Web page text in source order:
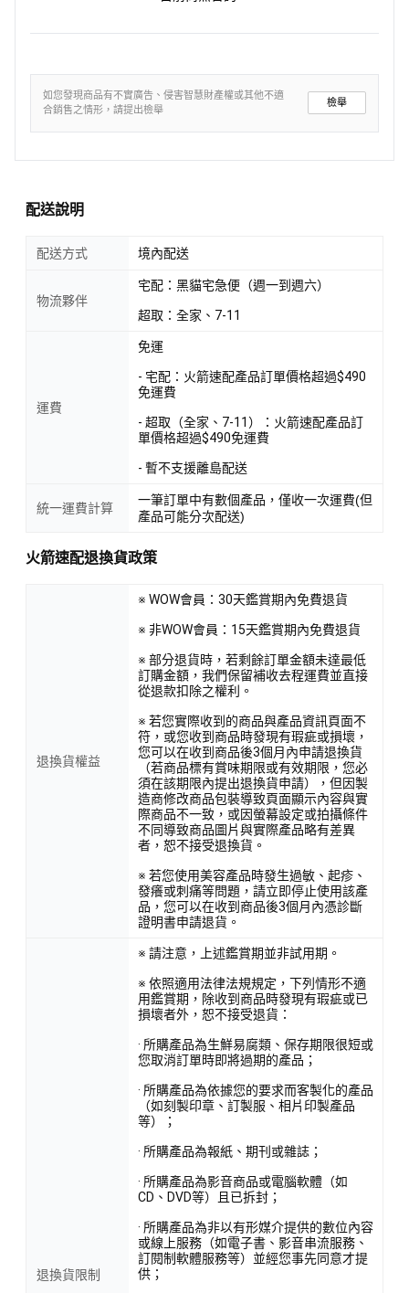
如您發現商品有不實廣告、侵害智慧財產權或其他不適
合銷售之情形，請提出檢舉
檢舉
配送說明
配送方式 境內配送
物流夥伴
宅配：黑貓宅急便（週一到週六）
超取：全家、7-11
運費
免運
- 宅配：火箭速配產品訂單價格超過$490
免運費
- 超取（全家、7-11）：火箭速配產品訂
單價格超過$490免運費
- 暫不支援離島配送
統一運費計算
一筆訂單中有數個產品，僅收一次運費(但
產品可能分次配送)
火箭速配退換貨政策
退換貨權益
※ WOW會員：30天鑑賞期內免費退貨
※ 非WOW會員：15天鑑賞期內免費退貨
※ 部分退貨時，若剩餘訂單金額未達最低
訂購金額，我們保留補收去程運費並直接
從退款扣除之權利。
※ 若您實際收到的商品與產品資訊頁面不
符，或您收到商品時發現有瑕疵或損壞，
您可以在收到商品後3個月內申請退換貨
（若商品標有賞味期限或有效期限，您必
須在該期限內提出退換貨申請），但因製
造商修改商品包裝導致頁面顯示內容與實
際商品不一致，或因螢幕設定或拍攝條件
不同導致商品圖片與實際產品略有差異
者，恕不接受退換貨。
※ 若您使用美容產品時發生過敏、起疹、
發癢或刺痛等問題，請立即停止使用該產
品，您可以在收到商品後3個月內憑診斷
證明書申請退貨。
退換貨限制
※ 請注意，上述鑑賞期並非試用期。
※ 依照適用法律法規規定，下列情形不適
用鑑賞期，除收到商品時發現有瑕疵或已
損壞者外，恕不接受退貨：
· 所購產品為生鮮易腐類、保存期限很短或
您取消訂單時即將過期的產品；
· 所購產品為依據您的要求而客製化的產品
（如刻製印章、訂製服、相片印製產品
等）；
· 所購產品為報紙、期刊或雜誌；
· 所購產品為影音商品或電腦軟體（如
CD、DVD等）且已拆封；
· 所購產品為非以有形媒介提供的數位內容
或線上服務（如電子書、影音串流服務、
訂閱制軟體服務等）並經您事先同意才提
供；